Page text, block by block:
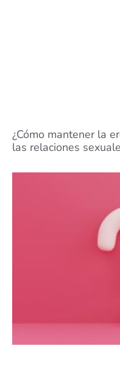
¿Cómo mantener la
las relaciones